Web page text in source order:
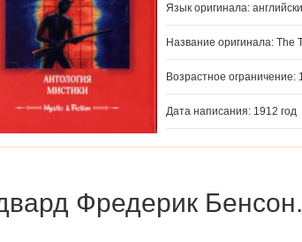
Язык оригинала:
Название оригинала: The
Возрастное ограничение:
Дата написания: 1912 год
Фредерик